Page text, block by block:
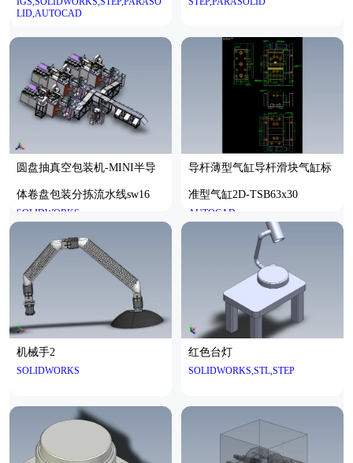
LID,AUTOCAD
圆盘抽真空包装机-MINI半导
体卷盘包装分拣流水线sw16
SOLIDWORKS
导杆薄型气缸导杆滑块气缸标
准型气缸2D-TSB63x30
AUTOCAD
机械手2
SOLIDWORKS
红色台灯
SOLIDWORKS,STL,STEP